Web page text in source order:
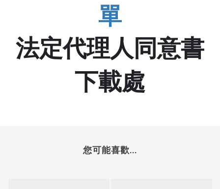
單
法定代理人同意書
下載處
您可能喜歡...